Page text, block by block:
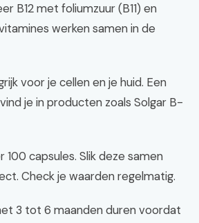
B12 met foliumzuur (B11) en
werken samen in de
voor je cellen en je huid. Een
je in producten zoals Solgar B-
capsules. Slik deze samen
Check je waarden regelmatig.
3 tot 6 maanden duren voordat